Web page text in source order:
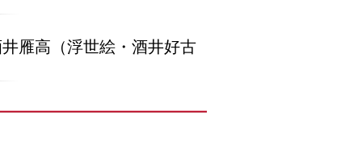
雁高（浮世絵・酒井好古